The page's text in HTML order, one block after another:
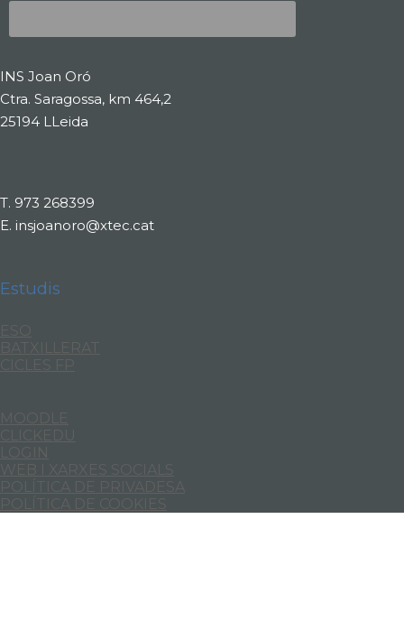
INS Joan Oró
Ctra. Saragossa, km 464,2
25194 LLeida
T. 973 268399
E. insjoanoro@xtec.cat
Estudis
BATXILLERAT
WEB I XARXES SOCIALS